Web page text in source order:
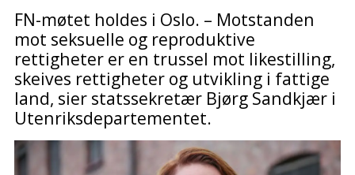
FN-møtet holdes i Oslo. – Motstanden
mot seksuelle og reproduktive
rettigheter er en trussel mot likestilling,
skeives rettigheter og utvikling i fattige
land, sier statssekretær Bjørg Sandkjær i
Utenriksdepartementet.